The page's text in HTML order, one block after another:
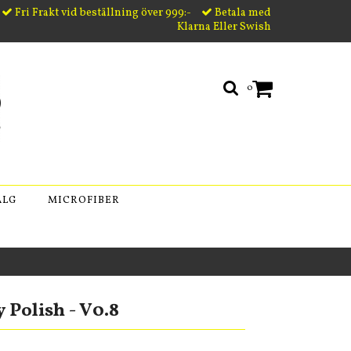
Fri Frakt vid beställning över 999:-
Betala med
Klarna Eller Swish
0
MICROFIBER
Polish - V0.8